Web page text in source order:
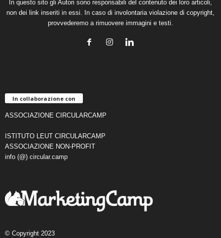
In questo sito gli Autori sono responsabili del contenuto dei loro articoli,
non dei link inseriti in essi. In caso di involontaria violazione di copyright,
provvederemo a rimuovere immagini e testi.
In collaborazione con
ASSOCIAZIONE CIRCULARCAMP
ISTITUTO LEUT CIRCULARCAMP
ASSOCIAZIONE NON-PROFIT
info (@) circular.camp
© Copyright 2023